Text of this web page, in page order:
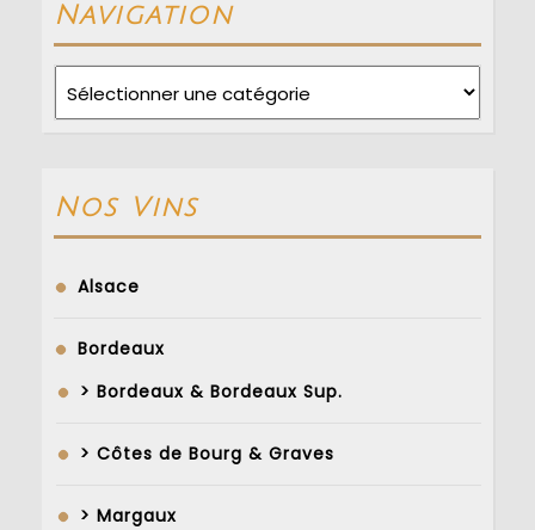
Navigation
Nos Vins
Alsace
Bordeaux
> Bordeaux & Bordeaux Sup.
> Côtes de Bourg & Graves
> Margaux